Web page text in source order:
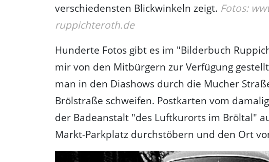
verschiedensten Blickwinkeln zeigt. Fotos:
ruppichteroth.de
Hunderte Fotos gibt es im "Bilderbuch
mir von den Mitbürgern zur Verfügung
man in den Diashows durch die Mucher
Brölstraße schweifen. Postkarten vom
der Badeanstalt "des Luftkurorts im Bröltal"
Markt-Parkplatz durchstöbern und den Ort